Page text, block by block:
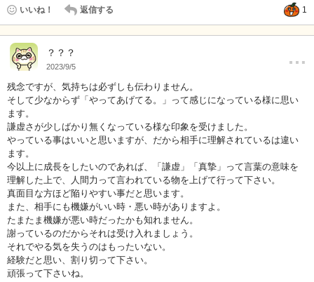
いいね！ 返信する 1
？？？
2023/9/5 …
残念ですが、気持ちは必ずしも伝わりません。
そして少なからず「やってあげてる。」って感じになっている様に思い
ます。
謙虚さが少しばかり無くなっている様な印象を受けました。
やっている事はいいと思いますが、だから相手に理解されているは違い
ます。
今以上に成長をしたいのであれば、「謙虚」「真摯」って言葉の意味を
理解した上で、人間力って言われている物を上げて行って下さい。
真面目な方ほど陥りやすい事だと思います。
また、相手にも機嫌がいい時・悪い時がありますよ。
たまたま機嫌が悪い時だったかも知れません。
謝っているのだからそれは受け入れましょう。
それでやる気を失うのはもったいない。
経験だと思い、割り切って下さい。
頑張って下さいね。